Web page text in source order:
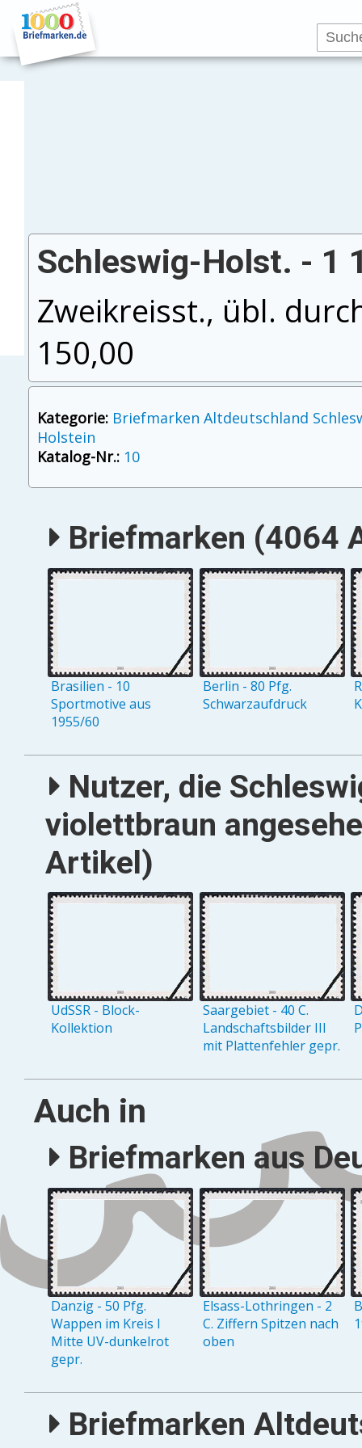
Schleswig-Holst. - 1
Zweikreisst., übl.
150,00
Kategorie: Briefmarken Altdeutschland
Holstein
Katalog-Nr.: 10
Briefmarken (4064
Brasilien - 10
Sportmotive aus
1955/60
Berlin - 80 Pfg.
Schwarzaufdruck
Nutzer, die
violettbraun
Artikel)
UdSSR - Block-
Kollektion
Saargebiet - 40 C.
Landschaftsbilder III
mit Plattenfehler gepr.
Auch in
Briefmarken aus
Danzig - 50 Pfg.
Wappen im Kreis I
Mitte UV-dunkelrot
gepr.
Elsass-Lothringen - 2
C. Ziffern Spitzen nach
oben
Briefmarken